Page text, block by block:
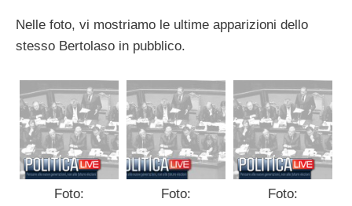
Nelle foto, vi mostriamo le ultime apparizioni dello
stesso Bertolaso in pubblico.
Foto:
Foto:
Foto: